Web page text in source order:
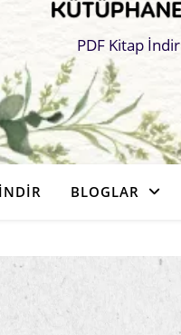
PDF Kitap İndir
BLOGLAR